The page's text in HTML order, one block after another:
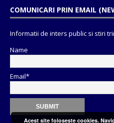
COMUNICARI PRIN EMAIL
Informatii de inters public si stiri
Name
Email*
Acest site foloseşte cookies.